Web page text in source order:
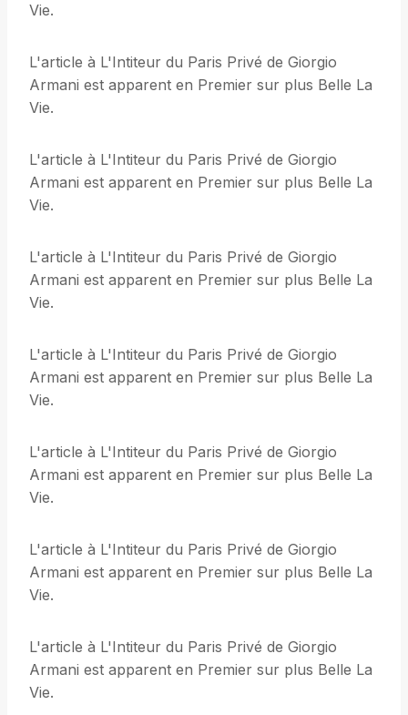
Vie.
L'article à L'Intiteur du Paris Privé de Giorgio
Armani est apparent en Premier sur plus Belle La
Vie.
L'article à L'Intiteur du Paris Privé de Giorgio
Armani est apparent en Premier sur plus Belle La
Vie.
L'article à L'Intiteur du Paris Privé de Giorgio
Armani est apparent en Premier sur plus Belle La
Vie.
L'article à L'Intiteur du Paris Privé de Giorgio
Armani est apparent en Premier sur plus Belle La
Vie.
L'article à L'Intiteur du Paris Privé de Giorgio
Armani est apparent en Premier sur plus Belle La
Vie.
L'article à L'Intiteur du Paris Privé de Giorgio
Armani est apparent en Premier sur plus Belle La
Vie.
L'article à L'Intiteur du Paris Privé de Giorgio
Armani est apparent en Premier sur plus Belle La
Vie.